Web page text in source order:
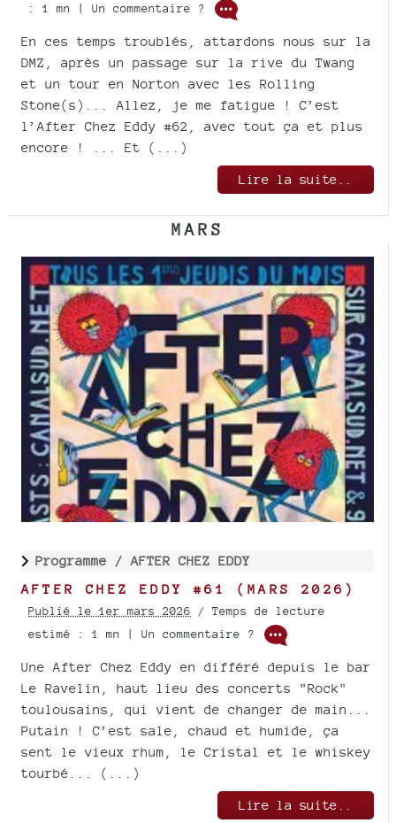
: 1 mn | Un commentaire ?
En ces temps troublés, attardons nous sur la
DMZ, après un passage sur la rive du Twang
et un tour en Norton avec les Rolling
Stone(s)... Allez, je me fatigue ! C’est
l’After Chez Eddy #62, avec tout ça et plus
encore ! ... Et (...)
Lire la suite..
MARS
Programme / AFTER CHEZ EDDY
AFTER CHEZ EDDY #61 (MARS 2026)
Publié le 1er mars 2026 / Temps de lecture
estimé : 1 mn | Un commentaire ?
Une After Chez Eddy en différé depuis le bar
Le Ravelin, haut lieu des concerts "Rock"
toulousains, qui vient de changer de main...
Putain ! C’est sale, chaud et humide, ça
sent le vieux rhum, le Cristal et le whiskey
tourbé... (...)
Lire la suite..